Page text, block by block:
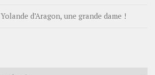
Yolande d’Aragon, une grande dame !